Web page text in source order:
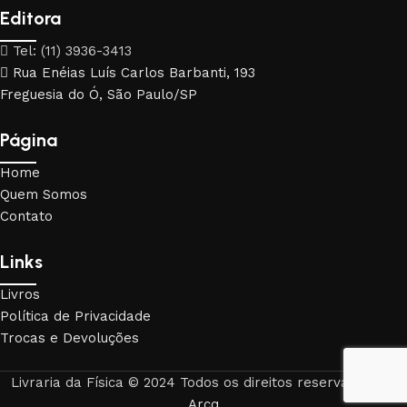
Editora
Tel: (11) 3936-3413
Rua Enéias Luís Carlos Barbanti, 193
Freguesia do Ó, São Paulo/SP
Página
Home
Quem Somos
Contato
Links
Livros
Política de Privacidade
Trocas e Devoluções
Livraria da Física © 2024 Todos os direitos reservados. By